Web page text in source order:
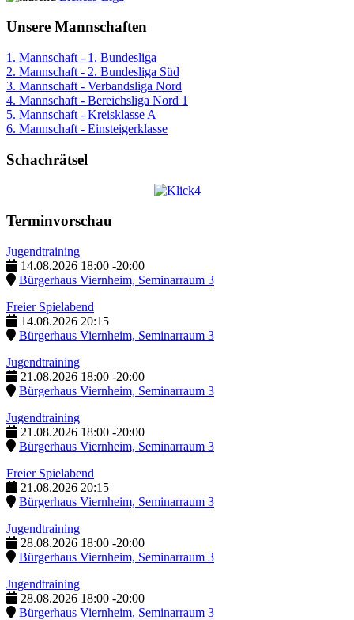
Unsere Mannschaften
1. Mannschaft - 1. Bundesliga
2. Mannschaft - 2. Bundesliga Süd
3. Mannschaft - Verbandsliga Nord
4. Mannschaft - Bereichsliga Nord 1
5. Mannschaft - Kreisklasse A
6. Mannschaft - Einsteigerklasse
Schachrätsel
Terminvorschau
Jugendtraining
14.08.2026 18:00 -20:00
Bürgerhaus Viernheim, Seminarraum 3
Freier Spielabend
14.08.2026 20:15
Bürgerhaus Viernheim, Seminarraum 3
Jugendtraining
21.08.2026 18:00 -20:00
Bürgerhaus Viernheim, Seminarraum 3
Jugendtraining
21.08.2026 18:00 -20:00
Bürgerhaus Viernheim, Seminarraum 3
Freier Spielabend
21.08.2026 20:15
Bürgerhaus Viernheim, Seminarraum 3
Jugendtraining
28.08.2026 18:00 -20:00
Bürgerhaus Viernheim, Seminarraum 3
Jugendtraining
28.08.2026 18:00 -20:00
Bürgerhaus Viernheim, Seminarraum 3